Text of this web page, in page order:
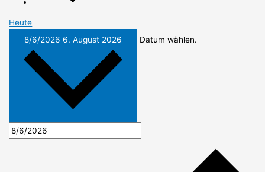
Heute
8/6/20266. August 2026 Datum wählen.